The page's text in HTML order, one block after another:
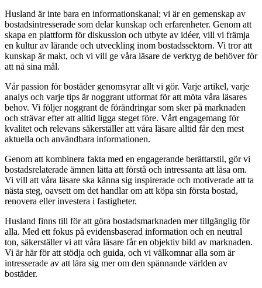
Husland är inte bara en informationskanal; vi är en gemenskap av
bostadsintresserade som delar kunskap och erfarenheter. Genom att
skapa en plattform för diskussion och utbyte av idéer, vill vi främja
en kultur av lärande och utveckling inom bostadssektorn. Vi tror att
kunskap är makt, och vi vill ge våra läsare de verktyg de behöver för
att nå sina mål.
Vår passion för bostäder genomsyrar allt vi gör. Varje artikel, varje
analys och varje tips är noggrant utformat för att möta våra läsares
behov. Vi följer noggrant de förändringar som sker på marknaden
och strävar efter att alltid ligga steget före. Vårt engagemang för
kvalitet och relevans säkerställer att våra läsare alltid får den mest
aktuella och användbara informationen.
Genom att kombinera fakta med en engagerande berättarstil, gör vi
bostadsrelaterade ämnen lätta att förstå och intressanta att läsa om.
Vi vill att våra läsare ska känna sig inspirerade och motiverade att ta
nästa steg, oavsett om det handlar om att köpa sin första bostad,
renovera eller investera i fastigheter.
Husland finns till för att göra bostadsmarknaden mer tillgänglig för
alla. Med ett fokus på evidensbaserad information och en neutral
ton, säkerställer vi att våra läsare får en objektiv bild av marknaden.
Vi är här för att stödja och guida, och vi välkomnar alla som är
intresserade av att lära sig mer om den spännande världen av
bostäder.